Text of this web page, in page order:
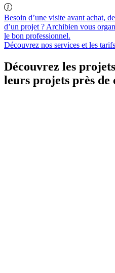
Besoin d’une visite avant achat,
d’un projet ? Archibien vous
le bon professionnel.
Découvrez nos services et les tarifs
Découvrez les
leurs projets près de